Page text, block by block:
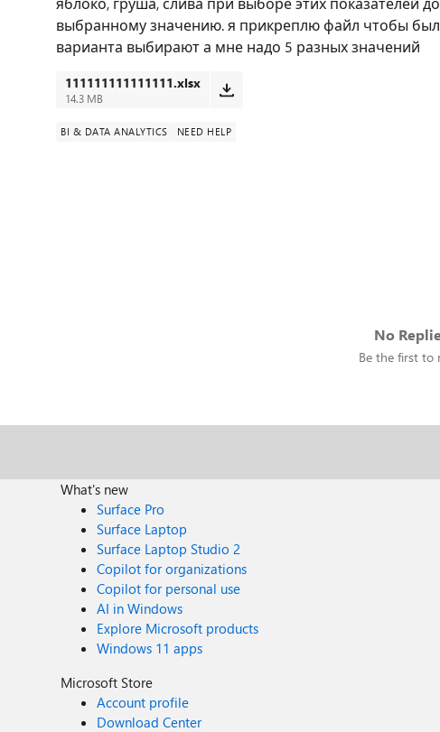
выбранному значению. я прикреплю файл чтобы
варианта выбирают а мне надо 5 разных значений
111111111111111.xlsx
14.3 MB
BI & DATA ANALYTICS NEED HELP
No
Be the first to
What's new
Surface Pro
Surface Laptop
Surface Laptop Studio 2
Copilot for organizations
Copilot for personal use
AI in Windows
Explore Microsoft products
Windows 11 apps
Microsoft Store
Account profile
Download Center